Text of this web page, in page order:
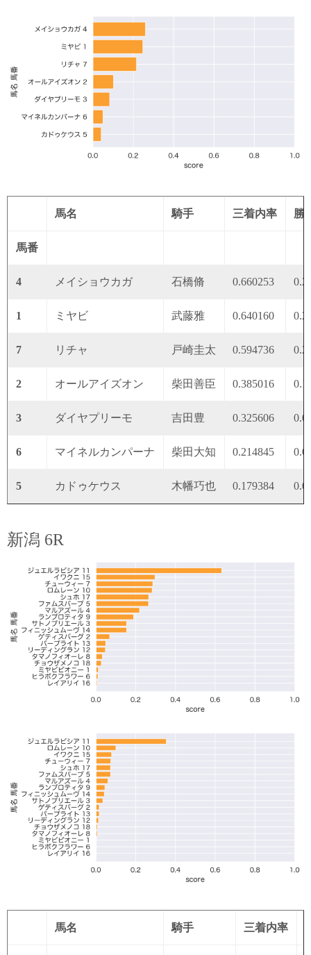
馬名 騎手 三着内率 勝
馬番
4 メイショウカガ 石橋脩 0.660253
1 ミヤビ 武藤雅 0.640160
7 リチャ 戸崎圭太 0.594736
2 オールアイズオン 柴田善臣 0.385016
3 ダイヤプリーモ 吉田豊 0.325606
6 マイネルカンパーナ 柴田大知 0.214845
5 カドゥケウス 木幡巧也 0.179384
新潟 6R
馬名 騎手 三着内率